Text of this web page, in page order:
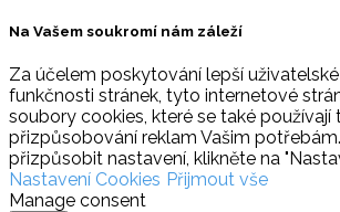
Na Vašem soukromí nám záleží
Za účelem poskytování lepší
funkčnosti stránek, tyto internetové
soubory cookies, které se také používají
přizpůsobování reklam Vašim
přizpůsobit nastavení, klikněte na
Nastavení Cookies Přijmout vše
Manage consent